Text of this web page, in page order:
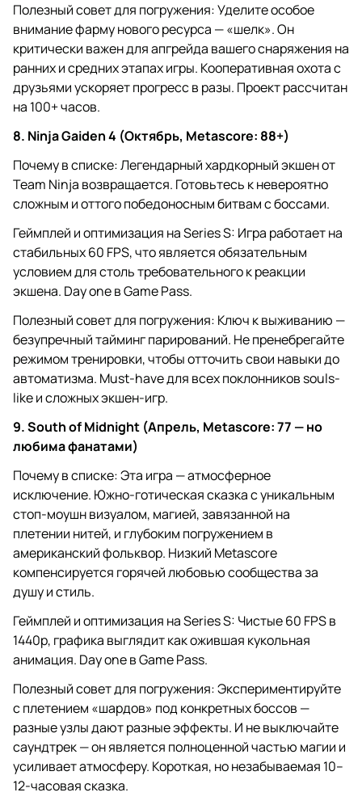
Полезный совет для погружения: Уделите особое
внимание фарму нового ресурса — «шелк». Он
критически важен для апгрейда вашего снаряжения на
ранних и средних этапах игры. Кооперативная охота с
друзьями ускоряет прогресс в разы. Проект рассчитан
на 100+ часов.
8. Ninja Gaiden 4 (Октябрь, Metascore: 88+)
Почему в списке: Легендарный хардкорный экшен от
Team Ninja возвращается. Готовьтесь к невероятно
сложным и оттого победоносным битвам с боссами.
Геймплей и оптимизация на Series S: Игра работает на
стабильных 60 FPS, что является обязательным
условием для столь требовательного к реакции
экшена. Day one в Game Pass.
Полезный совет для погружения: Ключ к выживанию —
безупречный тайминг парирований. Не пренебрегайте
режимом тренировки, чтобы отточить свои навыки до
автоматизма. Must-have для всех поклонников souls-
like и сложных экшен-игр.
9. South of Midnight (Апрель, Metascore: 77 — но
любима фанатами)
Почему в списке: Эта игра — атмосферное
исключение. Южно-готическая сказка с уникальным
стоп-моушн визуалом, магией, завязанной на
плетении нитей, и глубоким погружением в
американский фольквор. Низкий Metascore
компенсируется горячей любовью сообщества за
душу и стиль.
Геймплей и оптимизация на Series S: Чистые 60 FPS в
1440p, графика выглядит как ожившая кукольная
анимация. Day one в Game Pass.
Полезный совет для погружения: Экспериментируйте
с плетением «шардов» под конкретных боссов —
разные узлы дают разные эффекты. И не выключайте
саундтрек — он является полноценной частью магии и
усиливает атмосферу. Короткая, но незабываемая 10–
12-часовая сказка.